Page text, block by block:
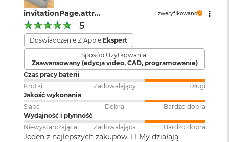
ś
c
i
d
y
s
k
u
M
a
B
o
o
widać w perfekcyjnie skomponowanym kadrze.
POŁĄCZ WSZYSTKO– Wyposażony w trzy porty
Thunderbolt 5 i port MagSafe 3 do ładowania, gniazdo na
kartę SDXC, port HDMI, gniazdo słuchawkowe i
zaprojektowany przez Apple czip do łączności
bezprzewodowej N1 obsługujący interfejsy Wi-Fi 76i
Bluetooth 6. Do modelu z czipem M5 Pro podłączysz aż trzy
wyświetlacze zewnętrzne, a do modelu z czipem M5 Max –
nawet cztery.
Czytnik kart
pamięci:
TAK
bezprzewodowa
WLAN:
Wi-Fi 7 (802.11be)
Kamera
internetowa:
Kamera 12MP Center Stage z
obsługą funkcji Widok blatu
invitationPage.attr... zweryfikowano
5
Doświadczenie Z Apple:Ekspert
Sposób Użytkowania:
Zaawansowany (edycja video, CAD, programowanie)
Czas pracy baterii
Krótki
Zadowalający
Długi
Jakość wykonania
Słaba
Dobra
Bardzo dobra
Wydajność i płynność
Niewystarczająca
Zadowalająca Bardzo dobra
Jeden z najlepszych zakupów, LLMy działają